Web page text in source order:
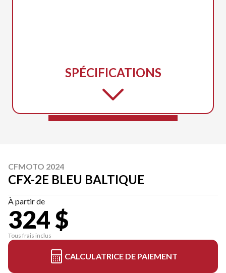
SPÉCIFICATIONS
CFMOTO 2024
CFX-2E BLEU BALTIQUE
À partir de
324 $
Tous frais inclus
CALCULATRICE DE PAIEMENT